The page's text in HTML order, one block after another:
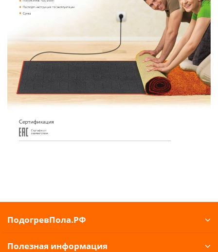
ПодогревПола.РФ
Полезная информация